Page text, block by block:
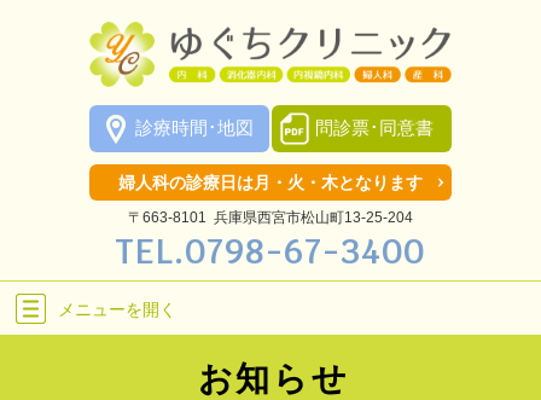
診療時間･地図 問診票･同意書
婦人科の診療日は月・火・木となります
〒663-8101 兵庫県西宮市松山町13-25-204
TEL.0798-67-3400
メニューを開く
お知らせ